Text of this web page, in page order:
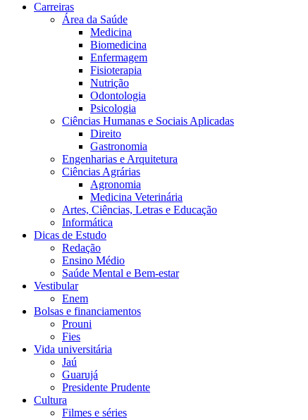
Carreiras
Área da Saúde
Medicina
Biomedicina
Enfermagem
Fisioterapia
Nutrição
Odontologia
Psicologia
Ciências Humanas e Sociais Aplicadas
Direito
Gastronomia
Engenharias e Arquitetura
Ciências Agrárias
Agronomia
Medicina Veterinária
Artes, Ciências, Letras e Educação
Informática
Dicas de Estudo
Redação
Ensino Médio
Saúde Mental e Bem-estar
Vestibular
Enem
Bolsas e financiamentos
Prouni
Fies
Vida universitária
Jaú
Guarujá
Presidente Prudente
Cultura
Filmes e séries